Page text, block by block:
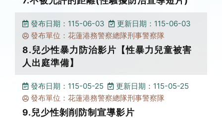
發布日期：115-06-03
更新日期：115-06-03
發布單位：花蓮港務警察總隊刑事警察隊
8.兒少性暴力防治影片【性暴力兒童被害
人出庭準備】
發布日期：115-05-25
更新日期：115-05-25
發布單位：花蓮港務警察總隊刑事警察隊
9.兒少性剝削防制宣導影片